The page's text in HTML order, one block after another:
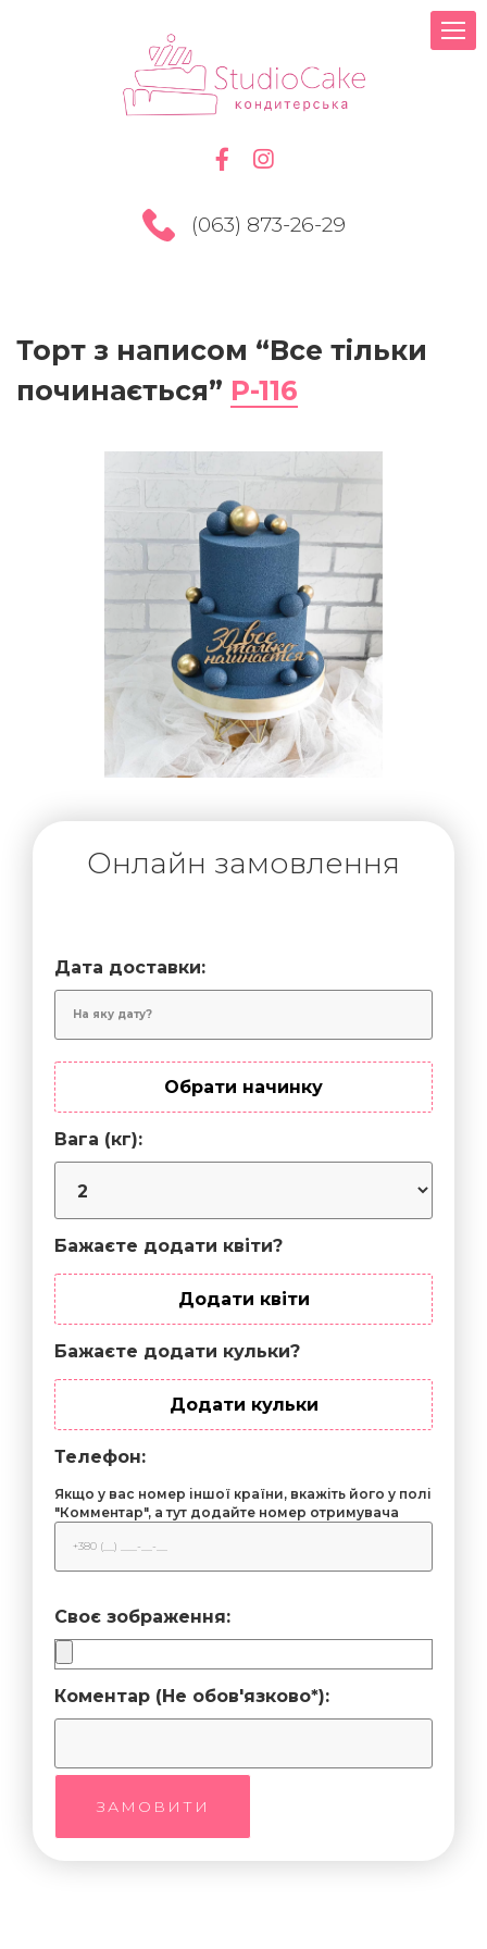
(063) 873-26-29
Торт з написом “Все тільки
починається” P-116
Онлайн замовлення
Дата доставки:
Обрати начинку
Вага (кг):
Бажаєте додати квіти?
Додати квіти
Бажаєте додати кульки?
Додати кульки
Телефон:
Якщо у вас номер іншої країни, вкажіть його у полі
"Комментар", а тут додайте номер отримувача
Своє зображення:
Коментар (Не обов'язково*):